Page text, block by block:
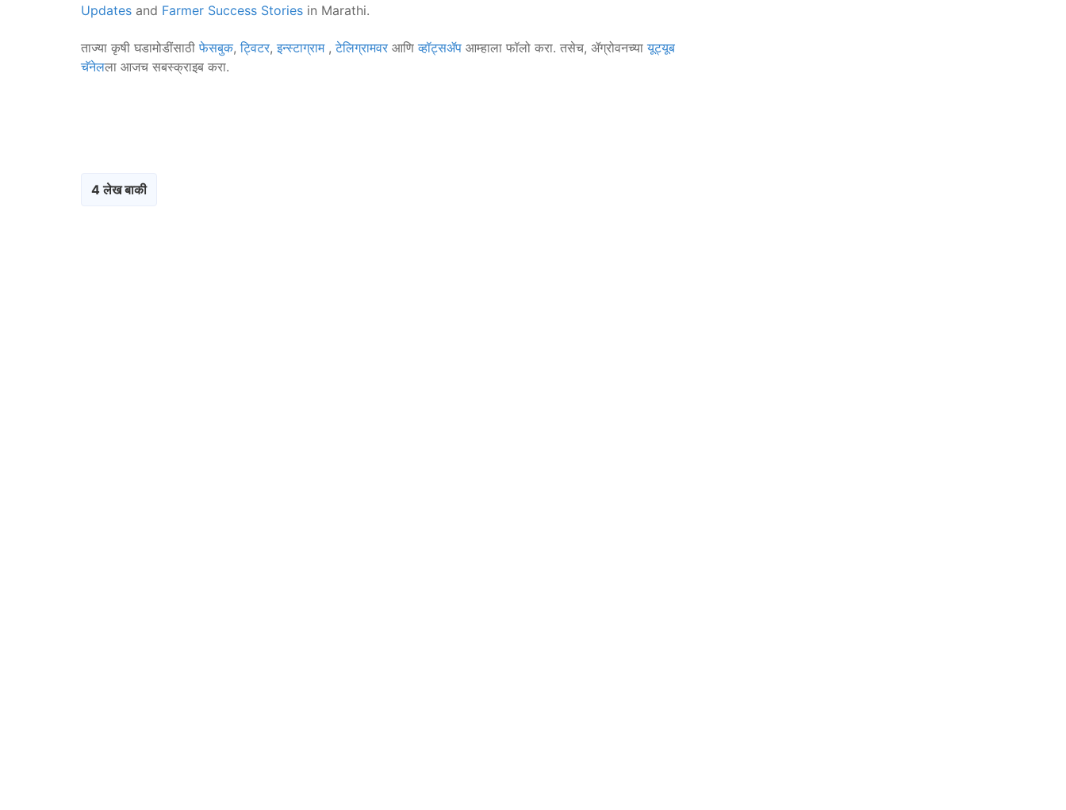
Updates and Farmer Success Stories in Marathi.
ताज्या कृषी घडामोडींसाठीफेसबुक,ट्विटर,इन्स्टाग्राम ,टेलिग्रामवर आणिव्हॉट्सॲप आम्हाला फॉलो करा. तसेच, ॲग्रोवनच्यायूट्यूब
चॅनेलला आजच सबस्क्राइब करा.
4 लेख बाकी